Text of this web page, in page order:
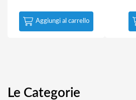
Aggiungi al carrello
Le Categorie